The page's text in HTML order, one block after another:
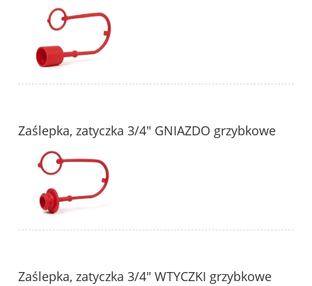
Zaślepka, zatyczka 3/4" GNIAZDO grzybkowe
Zaślepka, zatyczka 3/4" WTYCZKI grzybkowe